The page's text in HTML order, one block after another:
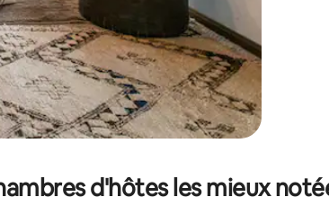
d'hôtes les mieux